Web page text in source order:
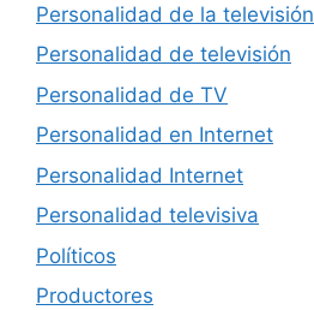
Personalidad de la televisión
Personalidad de televisión
Personalidad de TV
Personalidad en Internet
Personalidad Internet
Personalidad televisiva
Políticos
Productores